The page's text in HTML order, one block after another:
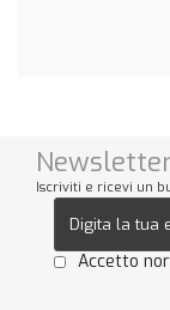
Iscriviti e ricevi un
Accetto